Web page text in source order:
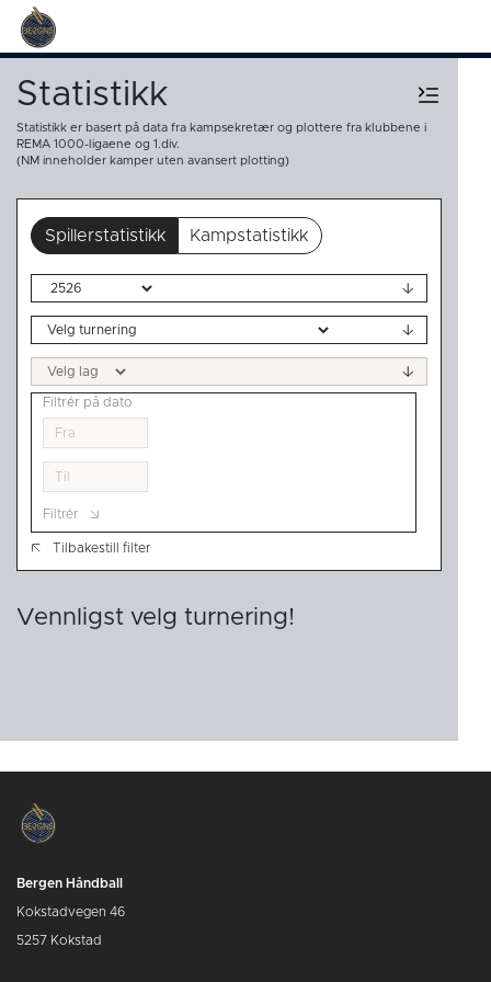
Statistikk
Statistikk er basert på data fra kampsekretær og plottere fra klubbene i
REMA 1000-ligaene og 1.div.
(NM inneholder kamper uten avansert plotting)
Spillerstatistikk Kampstatistikk
Filtrér på dato
Filtrér
Tilbakestill filter
Vennligst velg turnering!
Bergen Håndball
Kokstadvegen 46
5257 Kokstad